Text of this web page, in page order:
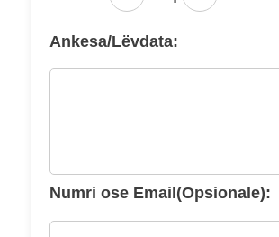
Ankesa/Lëvdata:
Numri ose Email(Opsionale):